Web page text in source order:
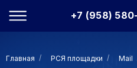
+7 (958)
Главная / РСЯ площадки / Mail